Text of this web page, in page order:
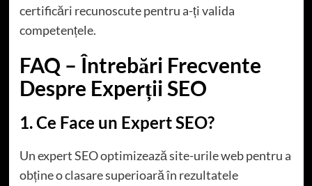
certificări recunoscute pentru a-ți valida
competențele.
FAQ – Întrebări Frecvente
Despre Experții SEO
1. Ce Face un Expert SEO?
Un expert SEO optimizează site-urile web pentru a
obține o clasare superioară în rezultatele